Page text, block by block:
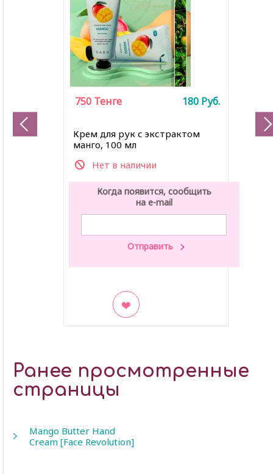
Крем для рук с экстрактом
манго, 100 мл
Нет в наличии
750 Тенге 180 Руб.
Когда появится, сообщить
на e-mail
Ранее просмотренные
страницы
Mango Butter Hand
Cream [Face Revolution]